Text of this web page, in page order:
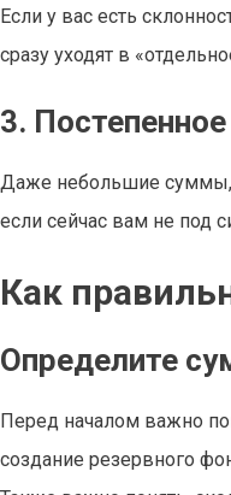
Если у вас есть
сразу уходят в
3.
Даже небольшие суммы,
если сейчас вам не под
Как
Определите
Перед началом важно
создание резервного